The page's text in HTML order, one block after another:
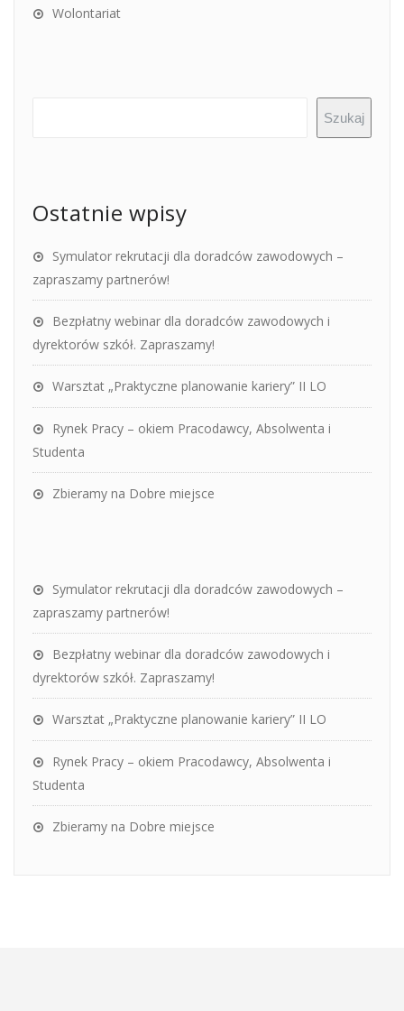
Wolontariat
Szukaj
Ostatnie wpisy
Symulator rekrutacji dla doradców zawodowych –
zapraszamy partnerów!
Bezpłatny webinar dla doradców zawodowych i
dyrektorów szkół. Zapraszamy!
Warsztat „Praktyczne planowanie kariery” II LO
Rynek Pracy – okiem Pracodawcy, Absolwenta i
Studenta
Zbieramy na Dobre miejsce
Symulator rekrutacji dla doradców zawodowych –
zapraszamy partnerów!
Bezpłatny webinar dla doradców zawodowych i
dyrektorów szkół. Zapraszamy!
Warsztat „Praktyczne planowanie kariery” II LO
Rynek Pracy – okiem Pracodawcy, Absolwenta i
Studenta
Zbieramy na Dobre miejsce